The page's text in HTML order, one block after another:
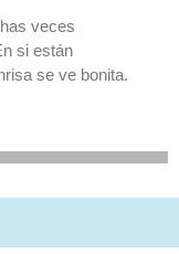
veces
si están
se ve bonita.